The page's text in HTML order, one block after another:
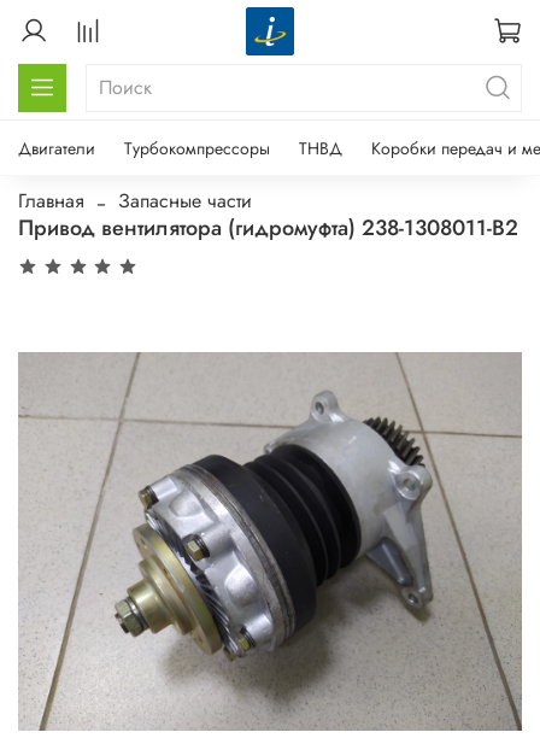
Двигатели Турбокомпрессоры ТНВД Коробки передач и
Главная Запасные части
Привод вентилятора (гидромуфта) 238-1308011-В2